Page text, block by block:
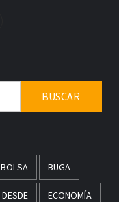
BOLSA BUGA
DESDE ECONOMÍA